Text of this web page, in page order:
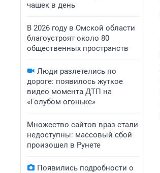
чашек в день
В 2026 году в Омской области
благоустроят около 80
общественных пространств
Люди разлетелись по
дороге: появилось жуткое
видео момента ДТП на
«Голубом огоньке»
Множество сайтов враз стали
недоступны: массовый сбой
произошел в Рунете
Появились подробности о